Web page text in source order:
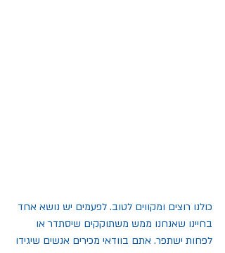
כולנו רוצים ומקווים לטוב. לפעמים יש נושא אחד
בחיינו שאנחנו ממש משתוקקים שיסתדר או
לפחות ישתפר. אתם בוודאי מכירים אנשים שיגידו